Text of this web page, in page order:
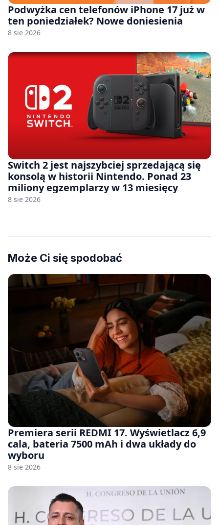
Podwyżka cen telefonów iPhone 17 już w
ten poniedziałek? Nowe doniesienia
8 sie 2026
Switch 2 jest najszybciej sprzedającą się
konsolą w historii Nintendo. Ponad 23
miliony egzemplarzy w 13 miesięcy
8 sie 2026
Może Ci się spodobać
Premiera serii REDMI 17. Wyświetlacz 6,9
cala, bateria 7500 mAh i dwa układy do
wyboru
8 sie 2026